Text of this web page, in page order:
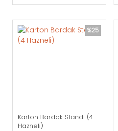
%25
Karton Bardak Standı (4
Hazneli)